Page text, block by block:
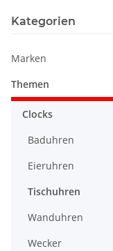
Kategorien
Marken
Themen
Clocks
Baduhren
Eieruhren
Tischuhren
Wanduhren
Wecker